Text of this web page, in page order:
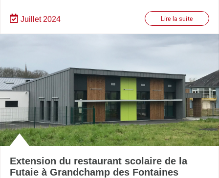
Juillet 2024 Lire la suite
Extension du restaurant scolaire de la
Futaie à Grandchamp des Fontaines